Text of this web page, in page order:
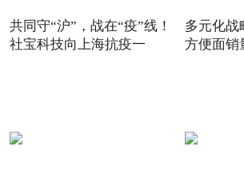
共同守“沪”，战在“疫”线！
社宝科技向上海抗疫一
多元化战
方便面销